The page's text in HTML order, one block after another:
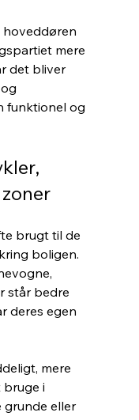
hoveddøren
mere
det bliver
funktionel og
brugt til de
boligen.
står bedre
deres egen
mere
bruge i
grunde eller